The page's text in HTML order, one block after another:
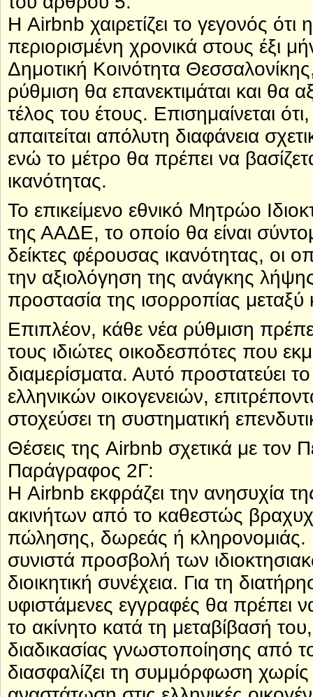
Η Airbnb χαιρετίζει το γεγονός
περιορισμένη χρονικά στους έξι
Δημοτική Κοινότητα
ρύθμιση θα επανεκτιμάται και θα
τέλος του έτους. Επισημαίνεται
απαιτείται απόλυτη διαφάνεια
ενώ το μέτρο θα πρέπει να
ικανότητας.
Το επικείμενο εθνικό Μητρώο
της ΑΑΔΕ, το οποίο θα είναι
δείκτες φέρουσας ικανότητας, οι
την αξιολόγηση της ανάγκης
προστασία της ισορροπίας μεταξύ
Επιπλέον, κάθε νέα ρύθμιση
τους ιδιώτες οικοδεσπότες που
διαμερίσματα. Αυτό προστατεύει
ελληνικών οικογενειών,
στοχεύσει τη συστηματική
Θέσεις της Airbnb σχετικά με τον
Παράγραφος 2Γ:
Η Airbnb εκφράζει την ανησυχία
ακινήτων από το καθεστώς
πώλησης, δωρεάς ή κληρονομιάς.
συνιστά προσβολή των
διοικητική συνέχεια. Για τη
υφιστάμενες εγγραφές θα πρέπει
το ακίνητο κατά τη μεταβίβασή
διαδικασίας γνωστοποίησης από
διασφαλίζει τη συμμόρφωση χωρίς